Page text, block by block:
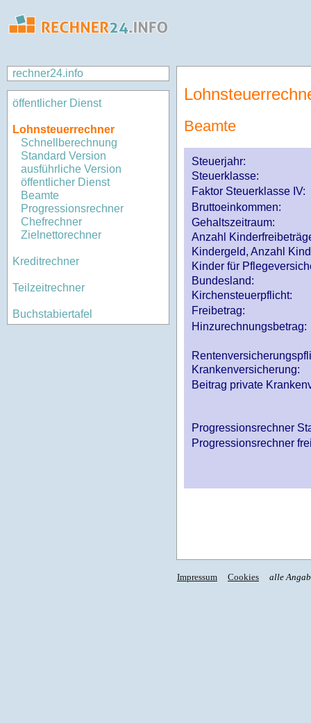
rechner24.info
öffentlicher Dienst
Lohnsteuerrechner
Schnellberechnung
Standard Version
ausführliche Version
öffentlicher Dienst
Beamte
Progressionsrechner
Chefrechner
Zielnettorechner
Kreditrechner
Teilzeitrechner
Buchstabiertafel
Beamte
Steuerjahr:
Steuerklasse:
Faktor Steuerklasse IV:
Bruttoeinkommen:
Gehaltszeitraum:
Anzahl
Kindergeld, Anzahl
Kinder für
Bundesland:
Kirchensteuerpflicht:
Freibetrag:
Hinzurechnungsbetrag:
Krankenversicherung:
Beitrag private
Progressionsrechner
Progressionsrechner
Impressum Cookies alle